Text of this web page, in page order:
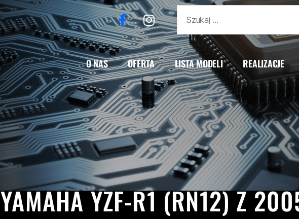
O NAS OFERTA LISTA MODELI REALIZACJE
REALIZACJE RN12 YAMAHA YZF-R1
YAMAHA YZF-R1 (RN12) Z